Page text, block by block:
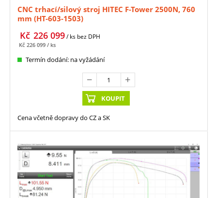
CNC trhací/silový stroj HITEC F-Tower 2500N, 760
mm (HT-603-1503)
226 099
Kč / ks bez DPH
226 099
Kč / ks
Termín dodání: na vyžádání
KOUPIT
Cena včetně dopravy do CZ a SK